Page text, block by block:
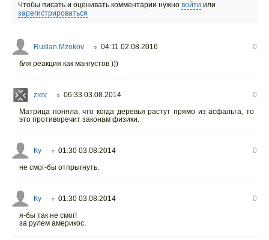
Чтобы писать и оценивать комментарии нужно войти или
зарегистрироваться
Ruslan Mzokov ○ 04:11 02.08.2016
0
бля реакция как мангустов )))
ziev ○ 06:33 03.08.2014
0
Матрица поняла, что когда деревья растут прямо из асфальта, то
это противоречит законам физики.
Ку ○ 01:30 03.08.2014
0
не смог-бы отпрыгнуть.
Ку ○ 01:30 03.08.2014
0
я-бы так не смог!
за рулем америкос.